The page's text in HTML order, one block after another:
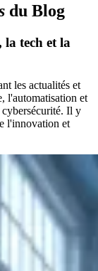
du Blog
la tech et la
les actualités et
l'automatisation et
cybersécurité. Il y
l'innovation et